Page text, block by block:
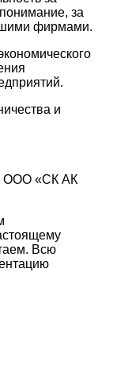
за
фирмами.
и
ООО «СК АК
Всю